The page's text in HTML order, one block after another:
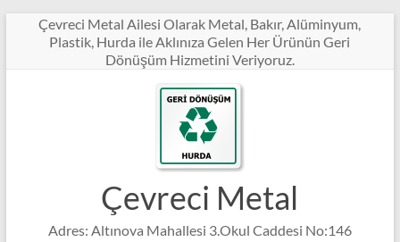
Çevreci Metal Ailesi Olarak Metal, Bakır, Alüminyum,
Plastik, Hurda ile Aklınıza Gelen Her Ürünün Geri
Dönüşüm Hizmetini Veriyoruz.
Çevreci Metal
Adres: Altınova Mahallesi 3.Okul Caddesi No:146